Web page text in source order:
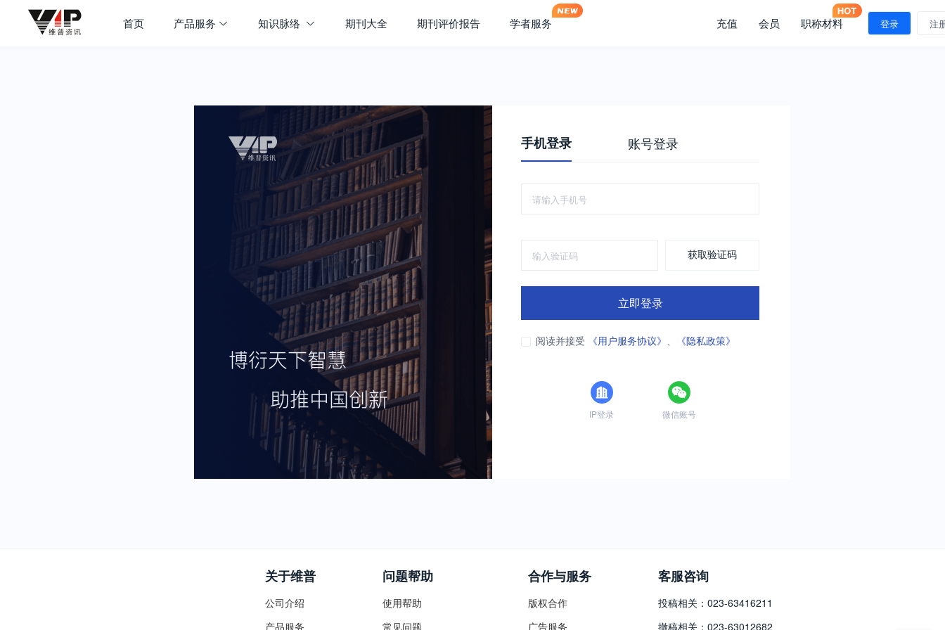
首页 产品服务 知识脉络 期刊大全 期刊评价报告 学者服务 充值 会员 职称材料 登录 注
手机登录 账号登录
获取验证码
立即登录
阅读并接受 《用户服务协议》 、 《隐私政策》
IP登录 微信账号
关于维普
公司介绍
产品服务
问题帮助
使用帮助
常见问题
合作与服务
版权合作
广告服务
客服咨询
投稿相关：023-63416211
撤稿相关：023-63012682